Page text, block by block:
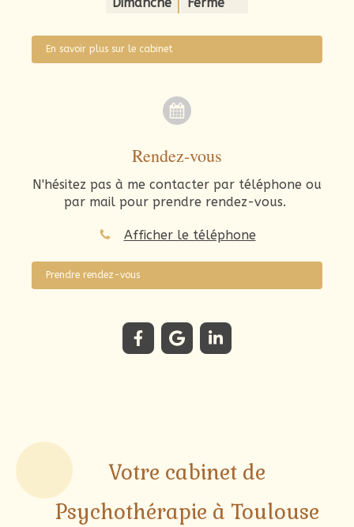
Dimanche Fermé
En savoir plus sur le cabinet
Rendez-vous
N'hésitez pas à me contacter par téléphone ou
par mail pour prendre rendez-vous.
Afficher le téléphone
Prendre rendez-vous
Votre cabinet de
Psychothérapie à Toulouse